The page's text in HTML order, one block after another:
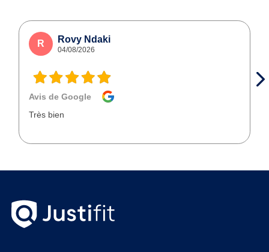
R Rovy Ndaki
04/08/2026
Avis de Google
Très bien